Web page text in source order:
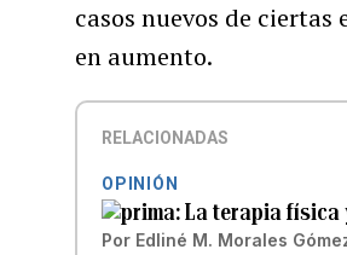
casos nuevos de
en aumento.
RELACIONADAS
OPINIÓN
La terapia física
Por Edliné M. Morales